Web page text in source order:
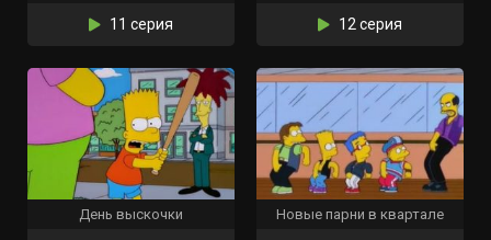
11 серия 12 серия
День выскочки Новые парни в квартале